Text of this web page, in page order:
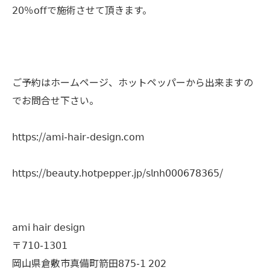
𝟤𝟢％𝗈𝖿𝖿で施術させて頂きます。
ご予約はホームページ、ホットペッパーから出来ますの
でお問合せ下さい。
𝗁𝗍𝗍𝗉𝗌://𝖺𝗆𝗂-𝗁𝖺𝗂𝗋-𝖽𝖾𝗌𝗂𝗀𝗇.𝖼𝗈𝗆
𝗁𝗍𝗍𝗉𝗌://𝖻𝖾𝖺𝗎𝗍𝗒.𝗁𝗈𝗍𝗉𝖾𝗉𝗉𝖾𝗋.𝗃𝗉/𝗌𝗅𝗇𝗁𝟢𝟢𝟢𝟨𝟩𝟪𝟥𝟨𝟧/
𝖺𝗆𝗂 𝗁𝖺𝗂𝗋 𝖽𝖾𝗌𝗂𝗀𝗇
〒𝟩𝟣𝟢-𝟣𝟥𝟢𝟣
岡山県倉敷市真備町箭田𝟪𝟩𝟧-𝟣 𝟤𝟢𝟤